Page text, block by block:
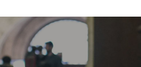
الرئيسيـة
عن الجامعة